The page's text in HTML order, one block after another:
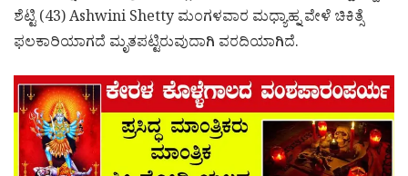
ಶೆಟ್ಟಿ (43) Ashwini Shetty ಮಂಗಳವಾರ ಮಧ್ಯಾಹ್ನ ವೇಳೆ ಚಿಕಿತ್ಸೆ
ಫಲಕಾರಿಯಾಗದೆ ಮೃತಪಟ್ಟಿರುವುದಾಗಿ ವರದಿಯಾಗಿದೆ.